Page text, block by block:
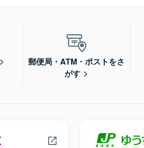
郵便局・ATM・ポストをさ
がす